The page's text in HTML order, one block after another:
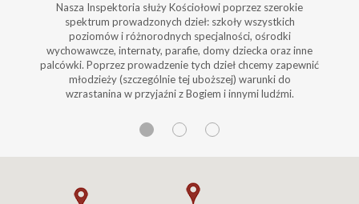
Nasza Inspektoria służy Kościołowi poprzez szerokie
spektrum prowadzonych dzieł: szkoły wszystkich
poziomów i różnorodnych specjalności, ośrodki
wychowawcze, internaty, parafie, domy dziecka oraz inne
palcówki. Poprzez prowadzenie tych dzieł chcemy zapewnić
młodzieży (szczególnie tej uboższej) warunki do
wzrastanina w przyjaźni z Bogiem i innymi ludźmi.